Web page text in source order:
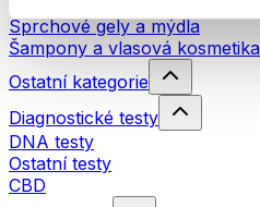
Sprchové gely a mýdla
Šampony a vlasová kosmetika
Ostatní kategorie
Diagnostické testy
DNA testy
Ostatní testy
CBD